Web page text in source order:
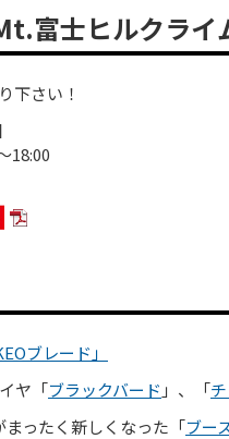
富士ヒルクライ
下さい！
18:00
ブレード」
ヤ「ブラックバード 」、「
ったく新しくなった「ブー